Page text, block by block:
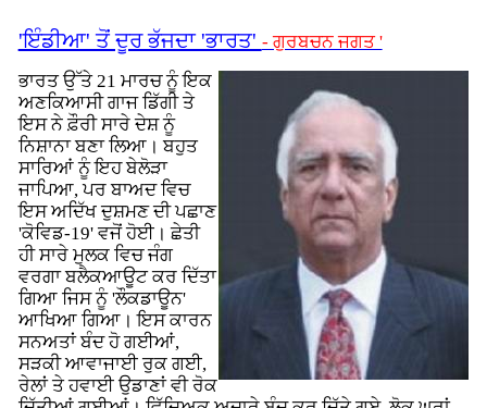
'ਇੰਡੀਆ' ਤੋਂ ਦੂਰ ਭੱਜਦਾ 'ਭਾਰਤ' - ਗੁਰਬਚਨ ਜਗਤ '
ਭਾਰਤ ਉੱਤੇ 21 ਮਾਰਚ ਨੂੰ ਇਕ
ਅਣਕਿਆਸੀ ਗਾਜ ਡਿੱਗੀ ਤੇ
ਇਸ ਨੇ ਫ਼ੌਰੀ ਸਾਰੇ ਦੇਸ਼ ਨੂੰ
ਨਿਸ਼ਾਨਾ ਬਣਾ ਲਿਆ। ਬਹੁਤ
ਸਾਰਿਆਂ ਨੂੰ ਇਹ ਬੇਲੋੜਾ
ਜਾਪਿਆ, ਪਰ ਬਾਅਦ ਵਿਚ
ਇਸ ਅਦਿੱਖ ਦੁਸ਼ਮਣ ਦੀ ਪਛਾਣ
'ਕੋਵਿਡ-19' ਵਜੋਂ ਹੋਈ। ਛੇਤੀ
ਹੀ ਸਾਰੇ ਮੁਲਕ ਵਿਚ ਜੰਗ
ਵਰਗਾ ਬਲੈਕਆਊਟ ਕਰ ਦਿੱਤਾ
ਗਿਆ ਜਿਸ ਨੂੰ 'ਲੌਕਡਾਊਨ'
ਆਖਿਆ ਗਿਆ। ਇਸ ਕਾਰਨ
ਸਨਅਤਾਂ ਬੰਦ ਹੋ ਗਈਆਂ,
ਸੜਕੀ ਆਵਾਜਾਈ ਰੁਕ ਗਈ,
ਰੇਲਾਂ ਤੇ ਹਵਾਈ ਉਡਾਣਾਂ ਵੀ ਰੋਕ